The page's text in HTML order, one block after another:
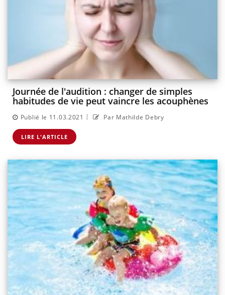
Journée de l'audition : changer de simples
habitudes de vie peut vaincre les acouphènes
Publié le 11.03.2021 | Par Mathilde Debry
LIRE L'ARTICLE